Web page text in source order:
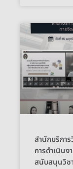
สำนักบริกา
การดำเนิน
สนับสนุนวิช